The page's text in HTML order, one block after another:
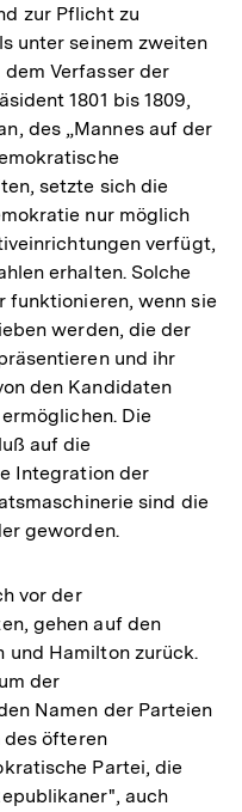
zur Pflicht zu
unter seinem zweiten
Verfasser der
1801 bis 1809,
des „Mannes auf der
setzte sich die
nur möglich
verfügt,
erhalten. Solche
funktionieren, wenn sie
werden, die der
und ihr
den Kandidaten
Die
auf die
Integration der
sind die
geworden.
vor der
gehen auf den
und Hamilton zurück.
der
Namen der Parteien
des öfteren
Partei, die
auch